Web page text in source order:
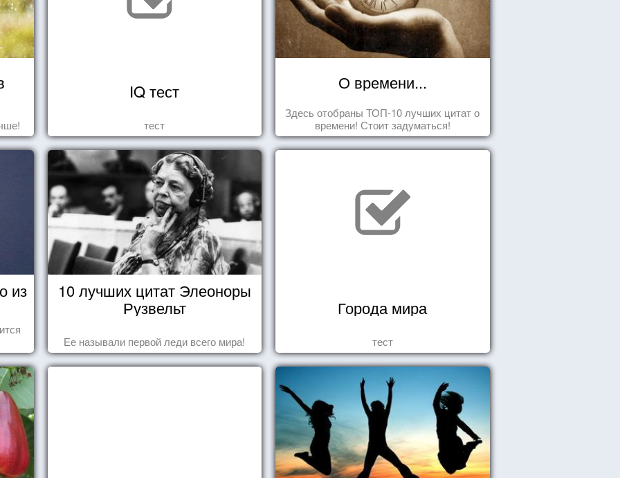
IQ тест
тест
О времени...
Здесь отобраны ТОП-10 лучших цитат о
времени! Стоит задуматься!
из
10 лучших цитат Элеоноры
Рузвельт
Ее называли первой леди всего мира!
Города мира
тест